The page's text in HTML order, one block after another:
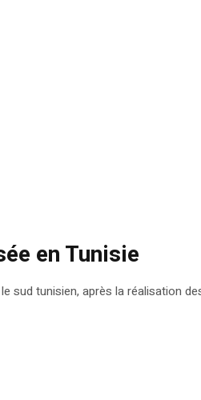
en Tunisie
sud tunisien, après la réalisation